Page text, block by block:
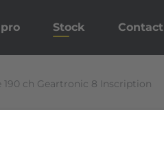
Stock Contact
190 ch Geartronic 8 Inscription